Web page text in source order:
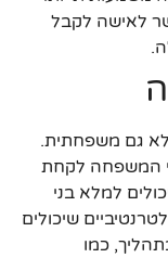
לאישה לקבל
גם משפחתית.
המשפחה לקחת
למלא בני
שיכולים
כמו